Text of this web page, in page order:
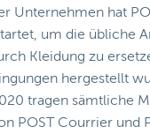
Unternehmen hat
um die übliche
Kleidung zu
hergestellt
tragen sämtliche
POST Courrier und